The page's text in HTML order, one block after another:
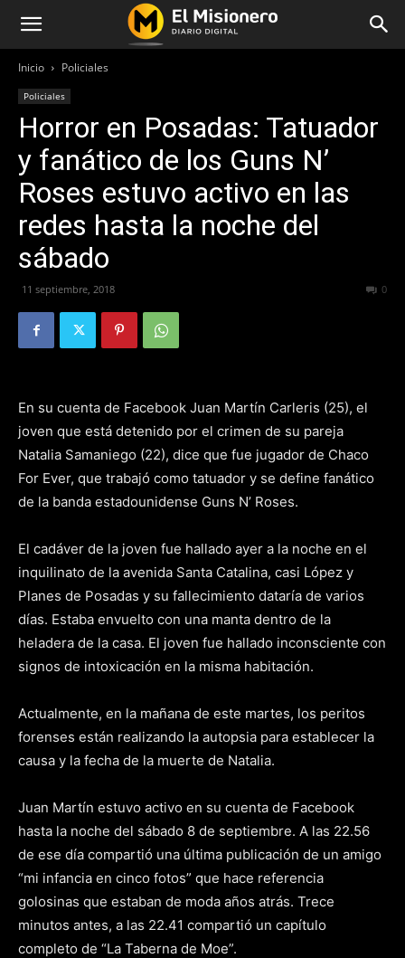
Inicio Policiales
Policiales
Horror en Posadas: Tatuador
y fanático de los Guns N’
Roses estuvo activo en las
redes hasta la noche del
sábado
11 septiembre, 2018 0
En su cuenta de Facebook Juan Martín Carleris (25), el
joven que está detenido por el crimen de su pareja
Natalia Samaniego (22), dice que fue jugador de Chaco
For Ever, que trabajó como tatuador y se define fanático
de la banda estadounidense Guns N’ Roses.
El cadáver de la joven fue hallado ayer a la noche en el
inquilinato de la avenida Santa Catalina, casi López y
Planes de Posadas y su fallecimiento dataría de varios
días. Estaba envuelto con una manta dentro de la
heladera de la casa. El joven fue hallado inconsciente con
signos de intoxicación en la misma habitación.
Actualmente, en la mañana de este martes, los peritos
forenses están realizando la autopsia para establecer la
causa y la fecha de la muerte de Natalia.
Juan Martín estuvo activo en su cuenta de Facebook
hasta la noche del sábado 8 de septiembre. A las 22.56
de ese día compartió una última publicación de un amigo
“mi infancia en cinco fotos” que hace referencia
golosinas que estaban de moda años atrás. Trece
minutos antes, a las 22.41 compartió un capítulo
completo de “La Taberna de Moe”.